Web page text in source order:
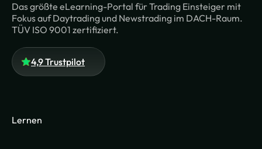
Das größte eLearning-Portal für Trading Einsteiger mit
Fokus auf Daytrading und Newstrading im DACH-Raum.
TÜV ISO 9001 zertifiziert.
4,9 Trustpilot
Lernen